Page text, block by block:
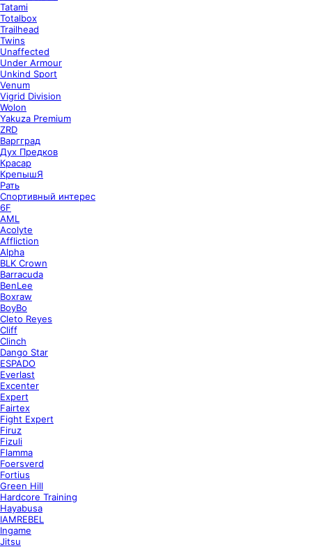
Tatami
Totalbox
Trailhead
Twins
Unaffected
Under Armour
Unkind Sport
Venum
Vigrid Division
Wolon
Yakuza Premium
ZRD
Варгград
Дух Предков
Красар
КрепышЯ
Рать
Спортивный интерес
6F
AML
Acolyte
Affliction
Alpha
BLK Crown
Barracuda
BenLee
Boxraw
BoyBo
Cleto Reyes
Cliff
Clinch
Dango Star
ESPADO
Everlast
Excenter
Expert
Fairtex
Fight Expert
Firuz
Fizuli
Flamma
Foersverd
Fortius
Green Hill
Hardcore Training
Hayabusa
IAMREBEL
Ingame
Jitsu